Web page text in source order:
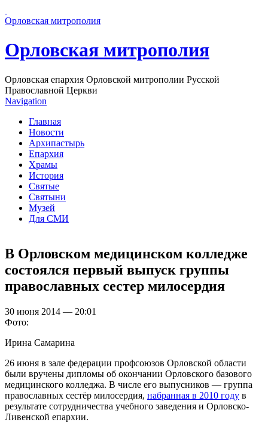
Орловская митрополия
Орловская митрополия
Орловская епархия Орловской митрополии Русской
Православной Церкви
Navigation
Главная
Новости
Архипастырь
Епархия
Храмы
История
Святые
Святыни
Музей
Для СМИ
В Орловском медицинском колледже
состоялся первый выпуск группы
православных сестер милосердия
30 июня 2014 — 20:01
Фото:
Ирина Самарина
26 июня в зале федерации профсоюзов Орловской области
были вручены дипломы об окончании Орловского базового
медицинского колледжа. В числе его выпусников — группа
православных сестёр милосердия, набранная в 2010 году в
результате сотрудничества учебного заведения и Орловско-
Ливенской епархии.